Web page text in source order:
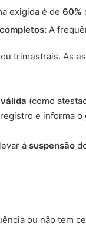
exigida é de 60%
A
trimestrais. As
(como
e informa o
à suspensão
ou não tem